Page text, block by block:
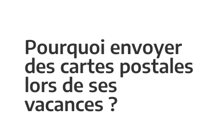
Pourquoi envoyer
des cartes postales
lors de ses
vacances ?